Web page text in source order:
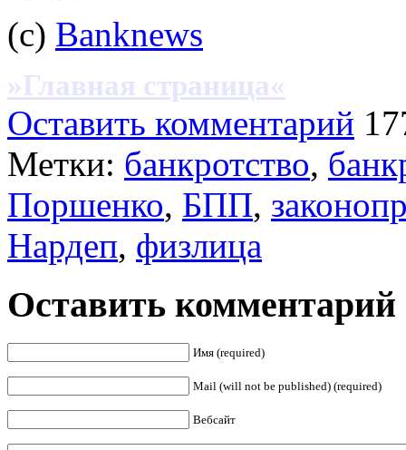
(c) Banknews
»Главная страница«
Оставить комментарий
Метки: банкротство,
Поршенко, БПП,
Нардеп, физлица
Оставить комментарий
Имя (required)
Mail (will not be published) (required)
Вебсайт